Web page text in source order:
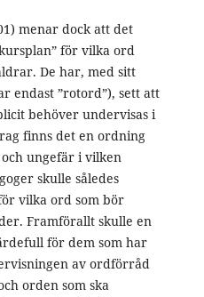
menar dock att det
för vilka ord
De har, med sitt
endast ”rotord”), sett att
behöver undervisas i
finns det en ordning
ungefär i vilken
skulle således
vilka ord som bör
Framförallt skulle en
för dem som har
av ordförråd
orden som ska